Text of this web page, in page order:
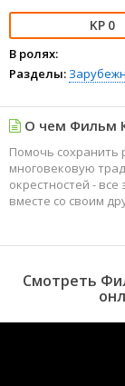
0
В ролях:
Разделы:
О чем Фильм
Помочь сохранить
многовековую
окрестностей -
вместе со своим
Смотреть